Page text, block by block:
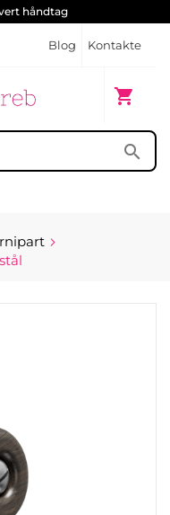
håndtag
Blog Kontakte
shopping_cart
Min
search